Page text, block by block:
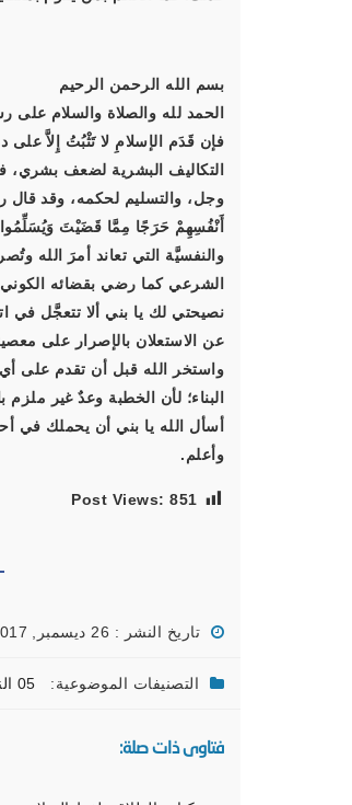
بسم الله الرحمن الرحيم
الحمد لله والصلاة والسلام على
فإن قَدَم الإسلامِ لا تَثْبُتُ إِلاَّ
التكاليف البشرية لضعف بشري،
وجل، والتسليم لحكمه، وقد قال
أَنْفُسِهِمْ حَرَجًا مِمَّا قَضَيْتَ وَيُسَلِّمُوا
والنفسيَّة التي تعاند أمرَ الله
الشرعي كما رضي بقضائه
نصيحتي لك يا بني ألا تتعجَّل في
عن الاستعلان بالإصرار على
واستخر الله قبل أن تقدم على
البناء؛ لأن الخطبة وعدٌ غير
أسأل الله يا بني أن يحملك في
وأعلم.
Post Views: 851
تاريخ النشر : 26 ديسمبر, 2017
التصنيفات الموضوعية: 05 النكاح
فتاوى ذات صلة: